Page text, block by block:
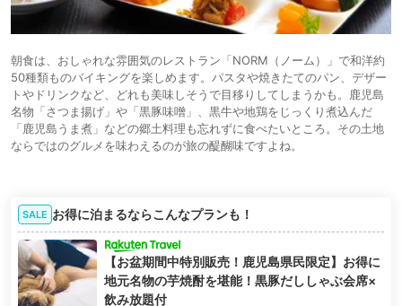
朝食は、おしゃれな雰囲気のレストラン「NORM（ノーム）」で和洋約
50種類ものバイキングを楽しめます。パスタや焼きたてのパン、デザー
トやドリンクなど、どれも美味しそうで目移りしてしまうかも。鹿児島
名物「さつま揚げ」や「黒豚味噌」、黒牛や地鶏をじっくり煮込んだ
「鹿児島うま煮」などの郷土料理も忘れずに食べたいところ。その土地
ならではのグルメを味わえるのが旅の醍醐味ですよね。
SALE お得に泊まるならこんなプランも！
【お盆期間中特別販売！鹿児島県民限定】お得に
地元名物の芋焼酎を堪能！黒豚だししゃぶ会席×
飲み放題付